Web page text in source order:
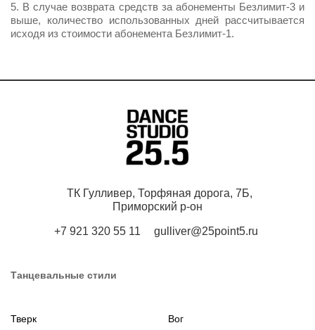
В случае возврата средств за абонементы Безлимит-3 и
выше, количество использованных дней рассчитывается
исходя из стоимости абонемента Безлимит-1.
ТК Гулливер, Торфяная дорога, 7Б,
Приморский р-он
+7 921 320 55 11 gulliver@25point5.ru
Танцевальные стили
Тверк Вог